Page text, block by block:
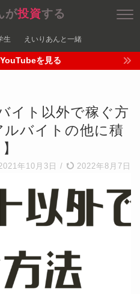
が投資する
生 えいりあんと一緒
を見る
イト以外で稼ぐ方
ルバイトの他に積
年10月3日 / 2022年8月7日